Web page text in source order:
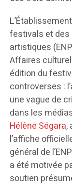
festivals et
artistiques
Affaires
édition du
controverses :
une vague de
dans les
Hélène Ségara,
l’affiche
général de
a été motivée
soutien